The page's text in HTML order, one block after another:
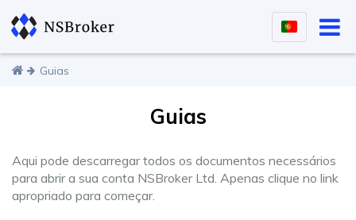
Guias
Guias
Aqui pode descarregar todos os documentos necessários
para abrir a sua conta NSBroker Ltd. Apenas clique no link
apropriado para começar.